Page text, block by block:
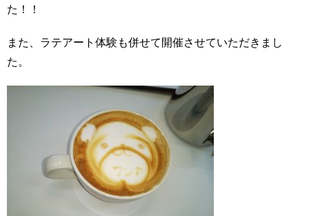
た！！
また、ラテアート体験も併せて開催させていただきまし
た。